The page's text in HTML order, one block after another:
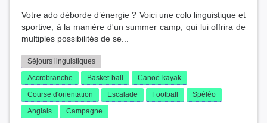
Votre ado déborde d’énergie ? Voici une colo linguistique et
sportive, à la manière d'un summer camp, qui lui offrira de
multiples possibilités de se...
Séjours linguistiques
Accrobranche
Basket-ball
Canoë-kayak
Course d'orientation
Escalade Football
Spéléo
Anglais
Campagne